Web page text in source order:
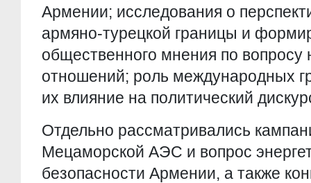
Армении; исследования о
армяно-турецкой границы и
общественного мнения по вопросу
отношений; роль международных
их влияние на политический
Отдельно рассматривались
Мецаморской АЭС и вопрос
безопасности Армении, а также